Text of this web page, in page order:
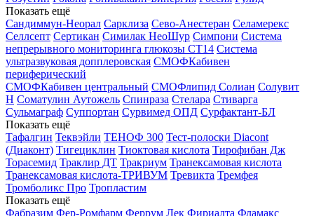
Показать ещё
Сандиммун-Неорал Сарклиза Сево-Анестеран Селамерекс
Селлсепт Сертикан Симилак НеоШур Симпони Система
непрерывного мониторинга глюкозы СТ14 Система
ультразвуковая допплеровская СМОФКабивен
периферический
СМОФКабивен центральный СМОФлипид Солиан Солувит
Н Соматулин Аутожель Спинраза Стелара Стиварга
Сульмаграф Суппортан Сурвимед ОПД Сурфактант-БЛ
Показать ещё
Тафалгин Теквэйли ТЕНОФ 300 Тест-полоски Diacont
(Диаконт) Тигециклин Тиоктовая кислота Тирофибан Дж
Торасемид Траклир ДТ Тракриум Транексамовая кислота
Транексамовая кислота-ТРИВУМ Тревикта Тремфея
Тромболикс Про Тропластим
Показать ещё
Фабразим Фер-Ромфарм Феррум Лек Фириалта Фламакс